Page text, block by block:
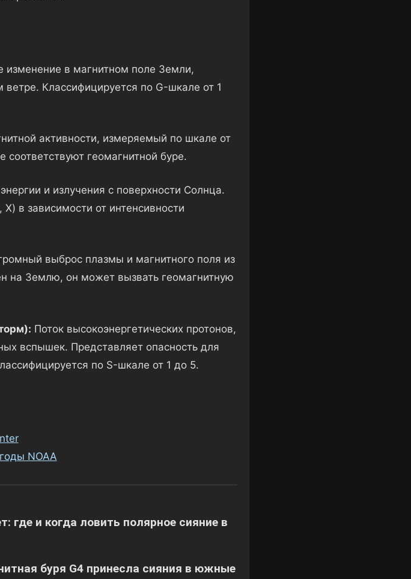
изменение в магнитном поле Земли,
Классифицируется по G-шкале от 1
активности, измеряемый по шкале от
геомагнитной буре.
и излучения с поверхности Солнца.
в зависимости от интенсивности
выброс плазмы и магнитного поля из
на Землю, он может вызвать геомагнитную
Поток высокоэнергетических протонов,
вспышек. Представляет опасность для
по S-шкале от 1 до 5.
NOAA
где и когда ловить полярное сияние в
буря G4 принесла сияния в южные